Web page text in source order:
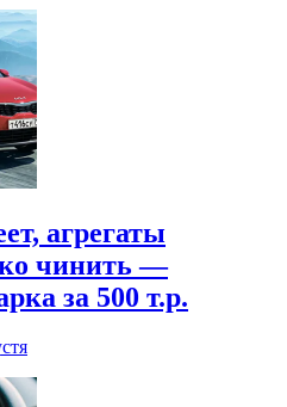
агрегаты
чинить —
за 500 т.р.